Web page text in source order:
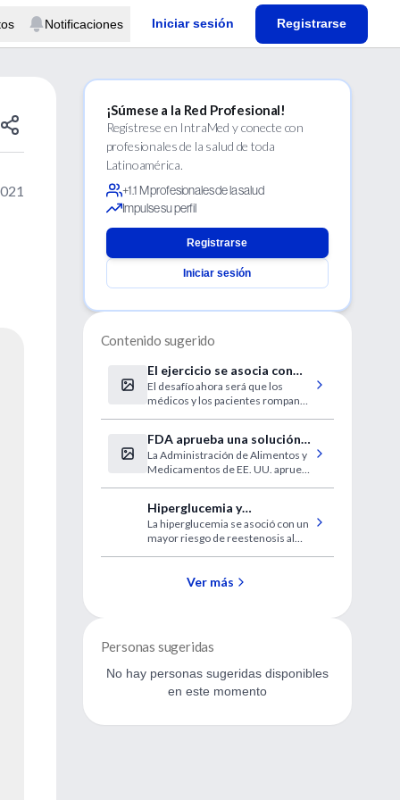
Notificaciones Iniciar sesión Registrarse
¡Súmese a la Red Profesional!
Regístrese en IntraMed y conecte con
profesionales de la salud de toda
Latinoamérica.
+1.1 M profesionales de la salud
Impulse su perfil
Registrarse
Iniciar sesión
Contenido sugerido
El ejercicio se asocia con
menor mortalidad en
Parkinson
El desafío ahora será que los
médicos y los pacientes rompan
FDA aprueba una solución
oftálmica para la presbicia
La Administración de Alimentos y
Medicamentos de EE. UU. aprueba
primera y única gota para los ojos
para tratar la presbicia (visión
cercana borrosa relacionada con la
edad)
Hiperglucemia y
reestenosis del stent
La hiperglucemia se asoció con un
mayor riesgo de reestenosis al
Ver más
Personas sugeridas
No hay personas sugeridas disponibles
en este momento